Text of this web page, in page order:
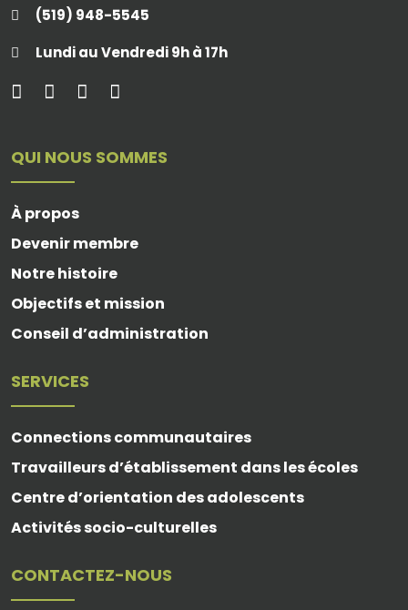
(519) 948-5545
Lundi au Vendredi 9h à 17h
QUI NOUS SOMMES
À propos
Devenir membre
Notre histoire
Objectifs et mission
Conseil d’administration
SERVICES
Connections communautaires
Travailleurs d’établissement dans les écoles
Centre d’orientation des adolescents
Activités socio-culturelles
CONTACTEZ-NOUS